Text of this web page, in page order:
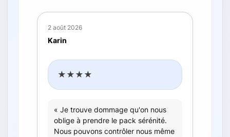
2 août 2026
Karin
★★★★
« Je trouve dommage qu'on nous
oblige à prendre le pack sérénité.
Nous pouvons contrôler nous même